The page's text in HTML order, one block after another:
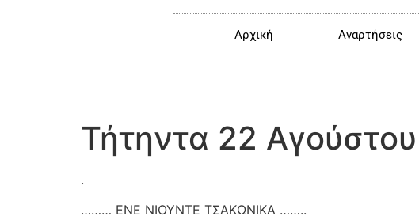
Αρχική Αναρτήσεις
Τήτηντα 22
.
……… ΕΝΕ ΝΙΟΥΝΤΕ ΤΣΑΚΩΝΙΚΑ ……..